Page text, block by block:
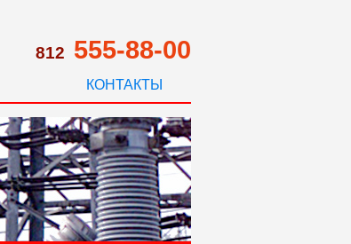
812 555-88-00
КОНТАКТЫ